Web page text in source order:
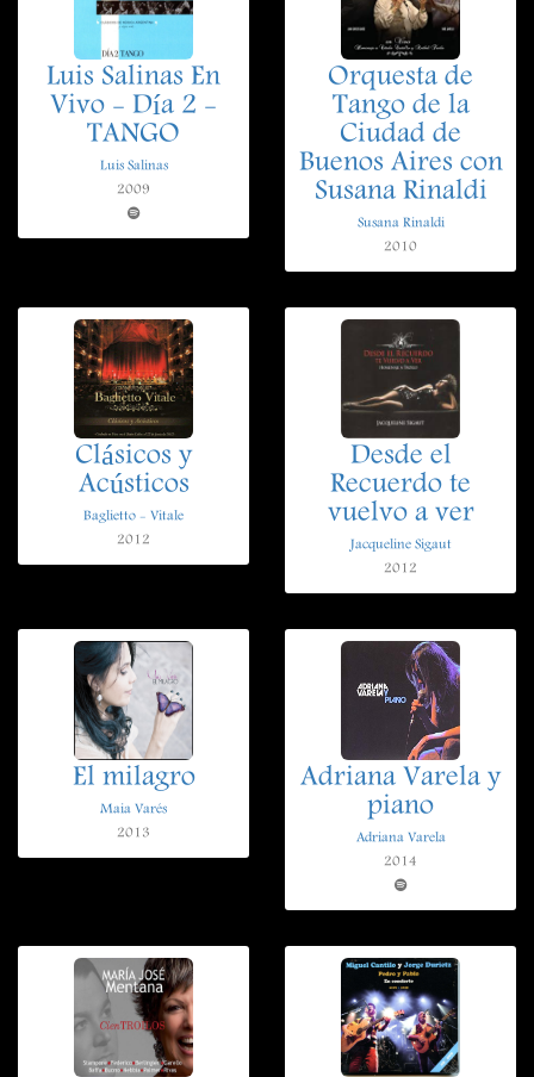
Luis Salinas En
Vivo - Día 2 -
TANGO
Luis Salinas
2009
Orquesta de
Tango de la
Ciudad de
Buenos Aires con
Susana Rinaldi
Susana Rinaldi
2010
Clásicos y
Acústicos
Baglietto - Vitale
2012
Desde el
Recuerdo te
vuelvo a ver
Jacqueline Sigaut
2012
El milagro
Maia Varés
2013
Adriana Varela y
piano
Adriana Varela
2014